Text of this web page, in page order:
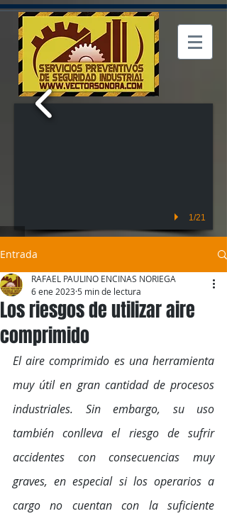
1/21
Entrada
Los riesgos de utilizar aire
comprimido
RAFAEL PAULINO ENCINAS NORIEGA
6 ene 2023 5 min de lectura
El aire comprimido es una herramienta
muy útil en gran cantidad de procesos
industriales. Sin embargo, su uso
también conlleva el riesgo de sufrir
accidentes con consecuencias muy
graves, en especial si los operarios a
cargo no cuentan con la suficiente